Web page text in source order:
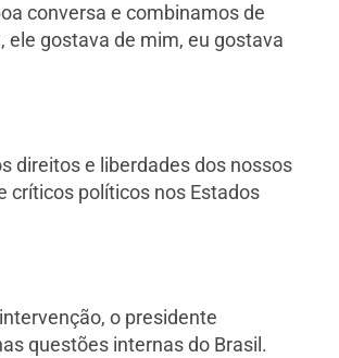
conversa e combinamos de
ele gostava de mim, eu gostava
direitos e liberdades dos nossos
críticos políticos nos Estados
o presidente
questões internas do Brasil.